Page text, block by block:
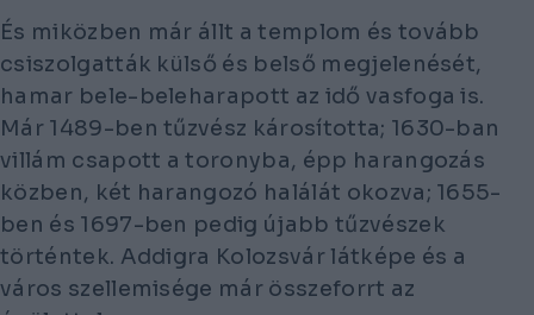
És miközben már állt a templom és tovább
csiszolgatták külső és belső megjelenését,
hamar bele-beleharapott az idő vasfoga is.
Már 1489-ben tűzvész károsította; 1630-ban
villám csapott a toronyba, épp harangozás
közben, két harangozó halálát okozva; 1655-
ben és 1697-ben pedig újabb tűzvészek
történtek. Addigra Kolozsvár látképe és a
város szellemisége már összeforrt az